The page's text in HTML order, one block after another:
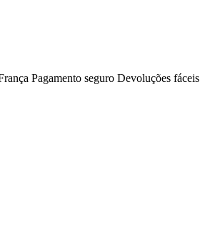
Pagamento seguro Devoluções fáceis